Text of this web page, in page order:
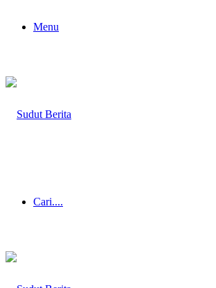
Menu
Cari....